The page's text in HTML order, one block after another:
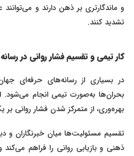
و ماندگارتری بر ذهن دارند و می‌توانند
تشدید کنند.
کار تیمی و تقسیم فشار روانی در رسانه
در بسیاری از رسانه‌های حرفه‌ای
بحران‌ها به‌صورت تیمی انجام می‌شود.
بهره‌وری، از متمرکز شدن فشار روانی بر
تقسیم مسئولیت‌ها میان خبرنگاران و
ذهنی و بازیابی روانی را فراهم می‌کند